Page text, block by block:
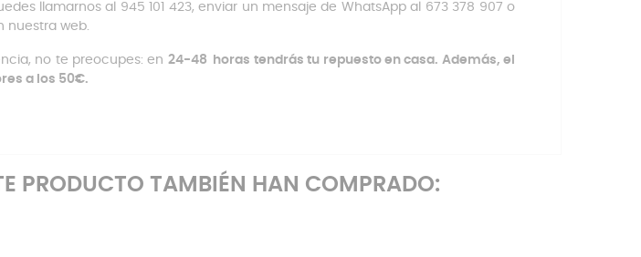
llamarnos al 945 101 423, enviar un mensaje de WhatsApp al 673 378 907 o
nuestra web.
no te preocupes: en 24-48 horas tendrás tu repuesto en casa. Además, el
a los 50€.
PRODUCTO TAMBIÉN HAN COMPRADO: